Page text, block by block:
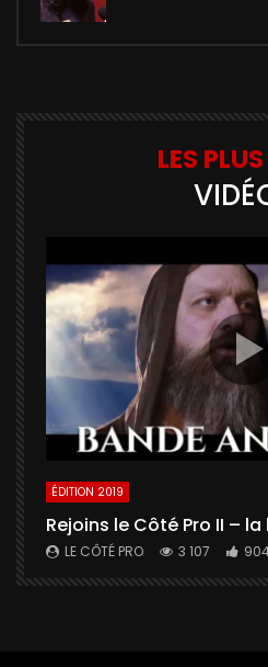
LES
ÉDITION 2019
Rejoins le Côté Pro II –
LE CÔTÉ PRO 3 107